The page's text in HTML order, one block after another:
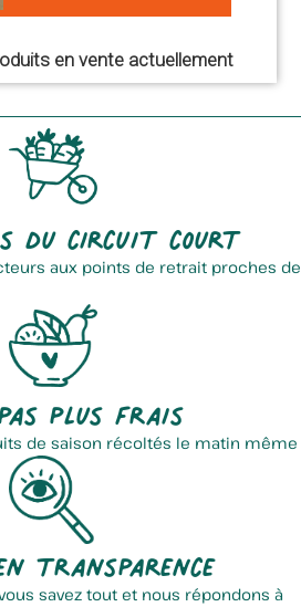
en vente actuellement
du circuit court
aux points de retrait proches de
plus frais
de saison récoltés le matin même
transparence
savez tout et nous répondons à